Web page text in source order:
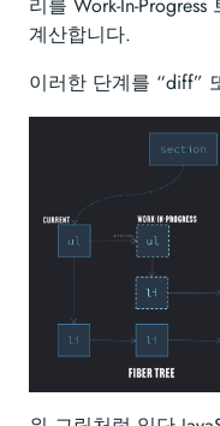
계산합니다.
이러한 단계를 “diff”